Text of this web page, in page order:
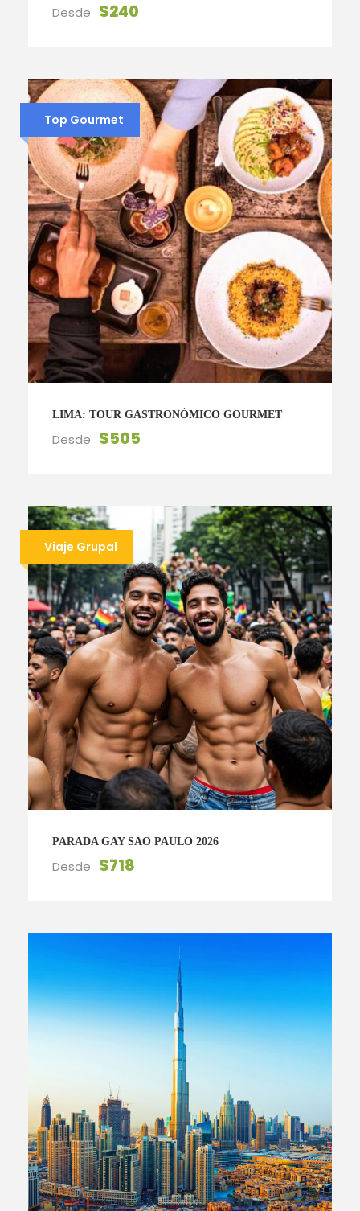
Desde $240
Top Gourmet
LIMA: TOUR GASTRONÓMICO GOURMET
Desde $505
Viaje Grupal
PARADA GAY SAO PAULO 2026
Desde $718